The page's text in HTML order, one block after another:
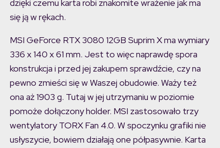
dzięki czemu karta robi znakomite wrażenie jak ma
się ją w rękach.
MSI GeForce RTX 3080 12GB Suprim X ma wymiary
336 x 140 x 61 mm. Jest to więc naprawdę spora
konstrukcja i przed jej zakupem sprawdźcie, czy na
pewno zmieści się w Waszej obudowie. Waży też
ona aż 1903 g. Tutaj w jej utrzymaniu w poziomie
pomoże dołączony holder. MSI zastosowało trzy
wentylatory TORX Fan 4.0. W spoczynku grafiki nie
usłyszycie, bowiem działają one półpasywnie. Karta